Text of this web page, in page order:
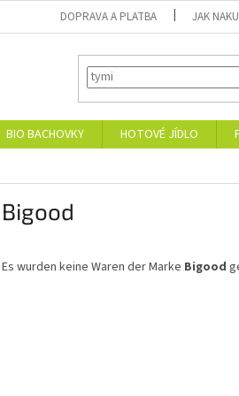
DOPRAVA A PLATBA JAK
BIO BACHOVKY HOTOVÉ JÍDLO
Bigood
Es wurden keine Waren der Marke Bigood